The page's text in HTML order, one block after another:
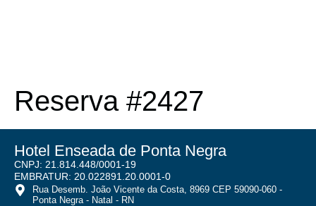
Reserva #2427
Hotel Enseada de Ponta Negra
CNPJ: 21.814.448/0001-19
EMBRATUR: 20.022891.20.0001-0
Rua Desemb. João Vicente da Costa, 8969 CEP 59090-060 -
Ponta Negra - Natal - RN